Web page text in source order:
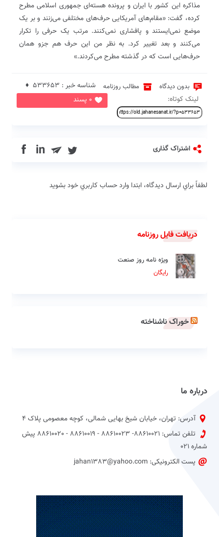
مذاکره این کشور با ایران و پرونده هسته‌ای جمهوری اسلامی مطرح
کرده، گفت: «مقام‌های آمریکایی حرف‌های مختلفی می‌زنند و بر یک
موضع نمی‌ایستند و پافشاری نمی‌کنند. مرتب یک حرفی را تکرار
می‌کنند و بعد تغییر کرد. به نظر من این حرف هم جزو همان
حرف‌هایی است که در گذشته مطرح می‌کردند.»
بدون دیدگاه مطالب روزنامه
0 پسند
شناسه خبر : 533653 ♦
لینک کوتاه:
اشتراک گذاری in
لطفاً براي ارسال دیدگاه، ابتدا وارد حساب كاربري خود بشويد
دریافت فایل روزنامه
ویژه نامه روز صنعت
رایگان
خوراک ناشناخته
درباره ما
آدرس: تهران، خیابان شیخ بهایی شمالی، کوچه معصومی پلاک 4
تلفن تماس: 88610021- 88610023 - 88610019 - 88610020 پیش
شماره 021
پست الکترونیکی: jahan1383@yahoo.com